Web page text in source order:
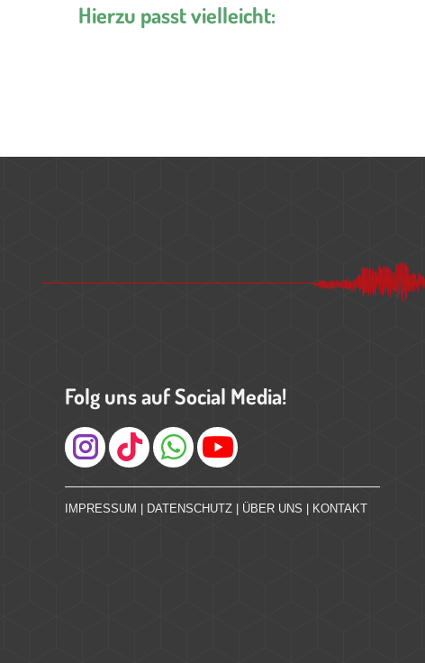
Hierzu passt vielleicht:
Folg uns auf Social Media!
Instagram
IMPRESSUM | DATENSCHUTZ | ÜBER UNS | KONTAKT